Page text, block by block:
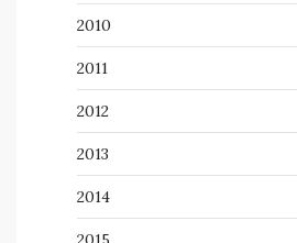
2010
2011
2012
2013
2014